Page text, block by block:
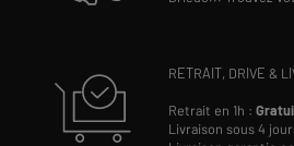
RETRAIT, DRIVE &
Retrait en 1h :
Livraison sous 4